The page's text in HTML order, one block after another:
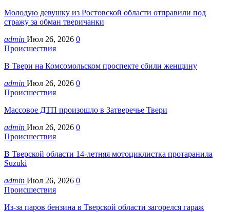
Молодую девушку из Ростовской области отправили под
стражу за обман тверичанки
admin Июл 26, 2026 0
Происшествия
В Твери на Комсомольском проспекте сбили женщину
admin Июл 26, 2026 0
Происшествия
Массовое ДТП произошло в Затверечье Твери
admin Июл 26, 2026 0
Происшествия
В Тверской области 14-летняя мотоциклистка протаранила
Suzuki
admin Июл 26, 2026 0
Происшествия
Из-за паров бензина в Тверской области загорелся гараж